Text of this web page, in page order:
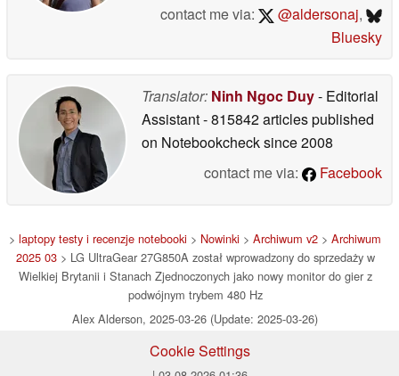
contact me via:
@aldersonaj,
Bluesky
Translator: Ninh Ngoc Duy- Editorial
Assistant- 815842 articles published
on Notebookchecksince 2008
contact me via:
Facebook
> laptopy testy i recenzje notebooki > Nowinki > Archiwum v2 > Archiwum
2025 03> LG UltraGear 27G850A został wprowadzony do sprzedaży w
Wielkiej Brytanii i Stanach Zjednoczonych jako nowy monitor do gier z
podwójnym trybem 480 Hz
Alex Alderson, 2025-03-26 (Update: 2025-03-26)
Cookie Settings